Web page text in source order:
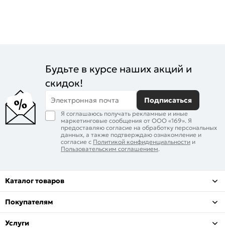
Будьте в курсе наших акций и
скидок!
Электронная почта Подписаться
Я соглашаюсь получать рекламные и иные
маркетинговые сообщения от ООО «169». Я
предоставляю согласие на обработку персональных
данных, а также подтверждаю ознакомление и
согласие с Политикой конфиденциальности и
Пользовательским соглашением.
Каталог товаров
Покупателям
Услуги